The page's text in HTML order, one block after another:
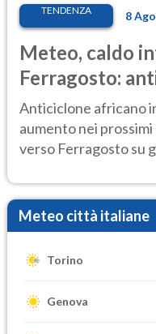
TENDENZA 8
Meteo, caldo
Ferragosto:
ancora
Anticiclone africano
aumento nei
verso Ferragosto su
Meteo città italiane
Torino
Genova